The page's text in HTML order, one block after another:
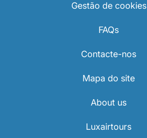
Gestão de cookies
FAQs
Contacte-nos
Mapa do site
About us
Luxairtours